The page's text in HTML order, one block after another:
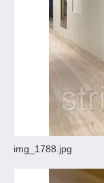
img_1788.jpg